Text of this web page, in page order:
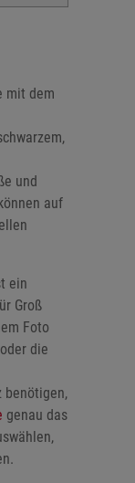
mit dem
und
auf
ein
Groß
Foto
die
benötigen,
genau das